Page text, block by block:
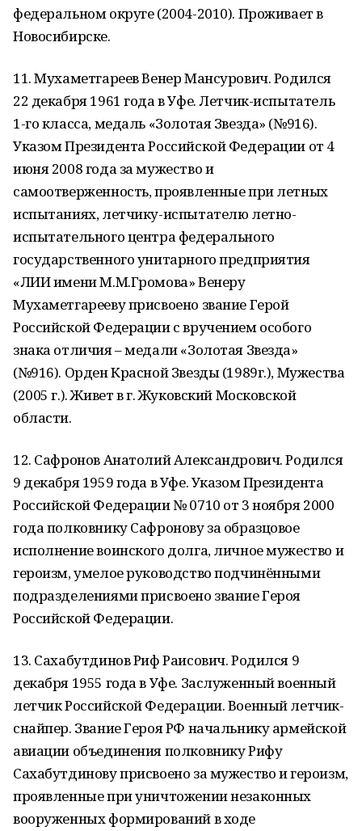
федеральном округе (2004-2010). Проживает в
Новосибирске.
11. Мухаметгареев Венер Мансурович. Родился
22 декабря 1961 года в Уфе. Летчик-испытатель
1-го класса, медаль «Золотая Звезда» (№916).
Указом Президента Российской Федерации от 4
июня 2008 года за мужество и
самоотверженность, проявленные при летных
испытаниях, летчику-испытателю летно-
испытательного центра федерального
государственного унитарного предприятия
«ЛИИ имени М.М.Громова» Венеру
Мухаметгарееву присвоено звание Герой
Российской Федерации с вручением особого
знака отличия – медали «Золотая Звезда»
(№916). Орден Красной Звезды (1989г.), Мужества
(2005 г.). Живет в г. Жуковский Московской
области.
12. Сафронов Анатолий Александрович. Родился
9 декабря 1959 года в Уфе. Указом Президента
Российской Федерации № 0710 от 3 ноября 2000
года полковнику Сафронову за образцовое
исполнение воинского долга, личное мужество и
героизм, умелое руководство подчинёнными
подразделениями присвоено звание Героя
Российской Федерации.
13. Сахабутдинов Риф Раисович. Родился 9
декабря 1955 года в Уфе. Заслуженный военный
летчик Российской Федерации. Военный летчик-
снайпер. Звание Героя РФ начальнику армейской
авиации объединения полковнику Рифу
Сахабутдинову присвоено за мужество и героизм,
проявленные при уничтожении незаконных
вооруженных формирований в ходе